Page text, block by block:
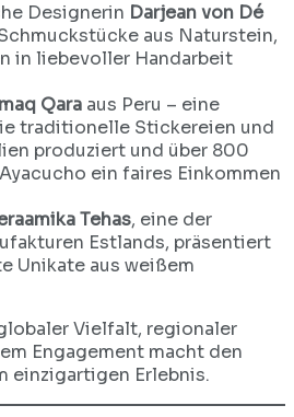
Designerin Darjean von Dé
aus Naturstein,
in liebevoller Handarbeit
Qara aus Peru – eine
traditionelle Stickereien und
produziert und über 800
ein faires Einkommen
Tehas, eine der
Estlands, präsentiert
Unikate aus weißem
Vielfalt, regionaler
Engagement macht den
einzigartigen Erlebnis.